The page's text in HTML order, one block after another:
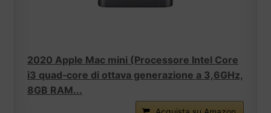
2020 Apple Mac mini (Processore Intel Core
i3 quad‑core di ottava generazione a 3,6GHz,
8GB RAM...